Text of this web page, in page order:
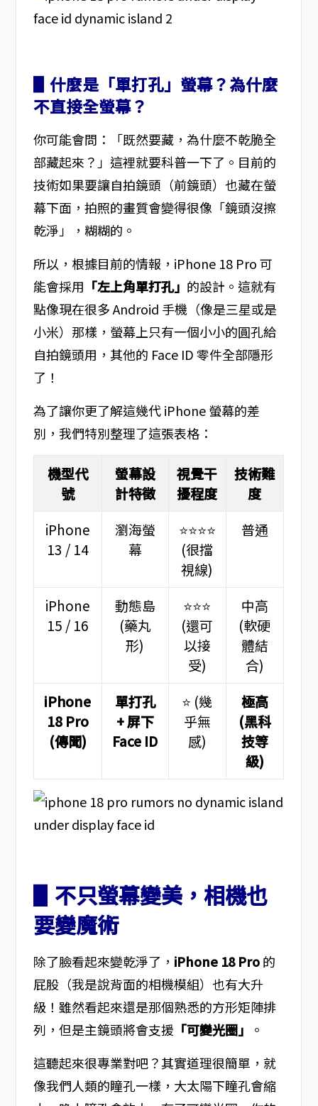
▋什麼是「單打孔」螢幕？為什麼
不直接全螢幕？
你可能會問：「既然要藏，為什麼不乾脆全
部藏起來？」這裡就要科普一下了。目前的
技術如果要讓自拍鏡頭（前鏡頭）也藏在螢
幕下面，拍照的畫質會變得很像「鏡頭沒擦
乾淨」，糊糊的。
所以，根據目前的情報，iPhone 18 Pro 可
能會採用 「左上角單打孔」 的設計。這就有
點像現在很多 Android 手機（像是三星或是
小米）那樣，螢幕上只有一個小小的圓孔給
自拍鏡頭用，其他的 Face ID 零件全部隱形
了！
為了讓你更了解這幾代 iPhone 螢幕的差
別，我們特別整理了這張表格：
機型代
號
螢幕設
計特徵
視覺干
擾程度
技術難
度
iPhone
13 / 14
瀏海螢
幕
⭐⭐⭐⭐
(很擋
視線)
普通
iPhone
15 / 16
動態島
(藥丸
形)
⭐⭐⭐
(還可
以接
受)
中高
(軟硬
體結
合)
iPhone
18 Pro
(傳聞)
單打孔
+ 屏下
Face ID
⭐ (幾
乎無
感)
極高
(黑科
技等
級)
▋不只螢幕變美，相機也
要變魔術
除了臉看起來變乾淨了， iPhone 18 Pro的
屁股（我是說背面的相機模組）也有大升
級！雖然看起來還是那個熟悉的方形矩陣排
列，但是主鏡頭將會支援 「可變光圈」
。
這聽起來很專業對吧？其實道理很簡單，就
像我們人類的瞳孔一樣，大太陽下瞳孔會縮